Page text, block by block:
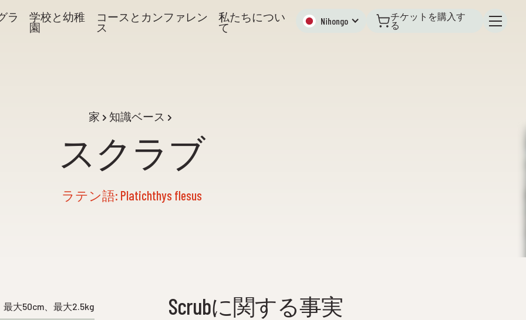
ラ 学校と幼稚
園
コースとカンファレン
ス
私たちについ
て Nihongo チケットを購入す
る
家 知識ベース
スクラブ
ラテン語: Platichthys flesus
最大50cm、最大2.5kg Scrubに関する事実